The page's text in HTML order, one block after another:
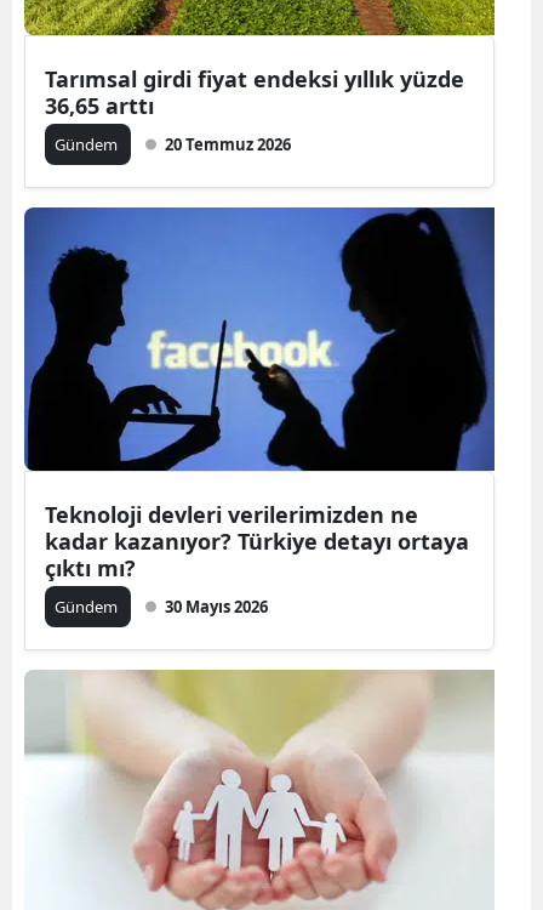
Elazığ
Erzincan
Gaziantep
Giresun
Gümüşhane
Hakkari
Hatay
Isparta
Kars
Tarımsal girdi fiyat endeksi yıllık yüzde
36,65 arttı
Gündem 20 Temmuz 2026
Teknoloji devleri verilerimizden ne
kadar kazanıyor? Türkiye detayı ortaya
çıktı mı?
Gündem 30 Mayıs 2026